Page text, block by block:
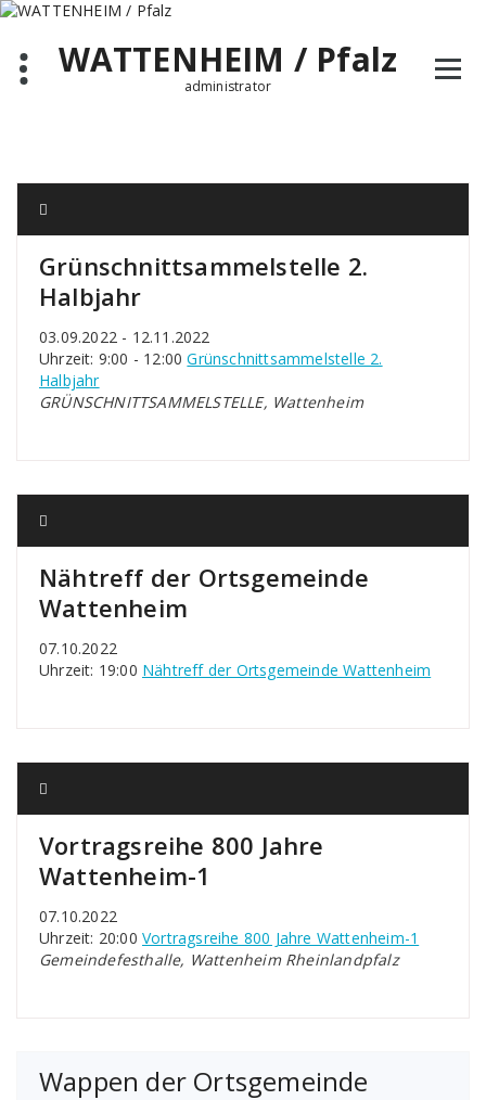
Zum
springenWATTENHEIM / Pfalz
administrator
Grünschnittsammelstelle 2.
Halbjahr
03.09.2022 - 12.11.2022
Uhrzeit: 9:00 - 12:00Grünschnittsammelstelle 2.
Halbjahr
GRÜNSCHNITTSAMMELSTELLE, Wattenheim
Nähtreff der Ortsgemeinde
Wattenheim
07.10.2022
Uhrzeit: 19:00 Nähtreff der Ortsgemeinde Wattenheim
Vortragsreihe 800 Jahre
Wattenheim-1
07.10.2022
Uhrzeit: 20:00 Vortragsreihe 800 Jahre Wattenheim-1
Gemeindefesthalle, Wattenheim Rheinlandpfalz
Wappen der Ortsgemeinde